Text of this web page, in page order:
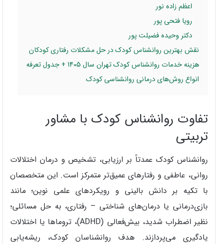
اعظم زاده نور
رویا فتحی پور
دکتر وحیده فضیلت پور
نقش بهترین روانشناس کودک در حل مشکلات رفتاری کودکان
هزینه خدمات روانشناس کودک تهران سال 1405 + جدول تعرفه
انواع روش‌های درمانی روانشناسی کودک
تفاوت روانشناس کودک با مشاور
تربیتی
روانشناس کودک عمدتاً بر ارزیابی، تشخیص و درمان اختلالات
روانی، عاطفی و رفتارهای عمیق‌تر متمرکز است. این متخصصان
با تکیه بر دانش بالینی و رویکردهای علمی نوین؛ مانند
بازی‌درمانی یا درمان‌های شناختی – رفتاری، به حل مسائلی؛
نظیر اضطراب شدید، بیش‌فعالی (ADHD)، تروماها یا اختلالات
یادگیری می‌پردازند. هدف روانشناسان کودک، ریشه‌یابی